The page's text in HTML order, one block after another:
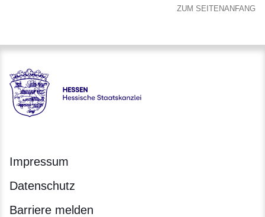
ZUM SEITENANFANG
Hessen - Hessische Staatskanzlei
Impressum
Datenschutz
Barriere melden